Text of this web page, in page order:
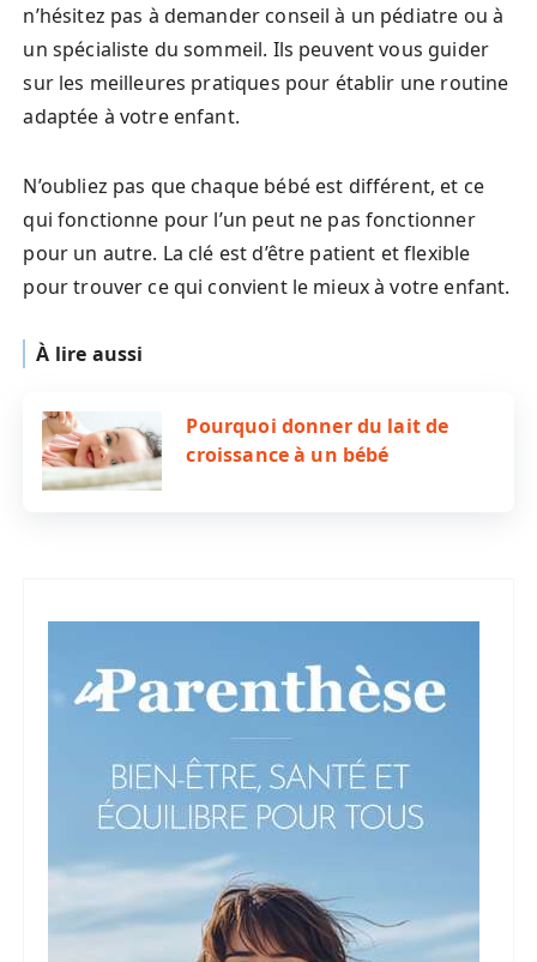
n’hésitez pas à demander conseil à un pédiatre ou à
un spécialiste du sommeil. Ils peuvent vous guider
sur les meilleures pratiques pour établir une routine
adaptée à votre enfant.
N’oubliez pas que chaque bébé est différent, et ce
qui fonctionne pour l’un peut ne pas fonctionner
pour un autre. La clé est d’être patient et flexible
pour trouver ce qui convient le mieux à votre enfant.
À lire aussi
Pourquoi donner du lait de
croissance à un bébé